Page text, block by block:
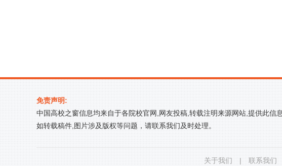
免责声明:
中国高校之窗信息均来自于各院校官网,网友投稿,转载注明来源网站,提供此
如转载稿件,图片涉及版权等问题，请联系我们及时处理。
关于我们 | 联系我们